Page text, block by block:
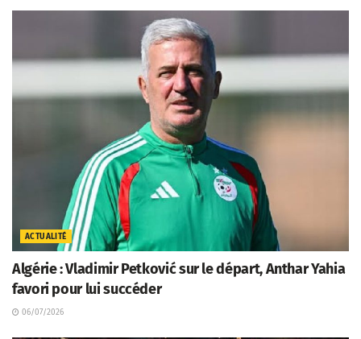
ACTUALITÉ
Algérie : Vladimir Petković sur le départ, Anthar Yahia
favori pour lui succéder
06/07/2026